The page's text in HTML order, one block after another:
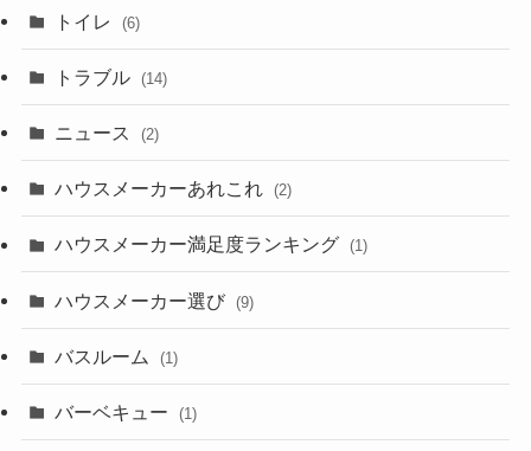
トイレ (6)
トラブル (14)
ニュース (2)
ハウスメーカーあれこれ (2)
ハウスメーカー満足度ランキング (1)
ハウスメーカー選び (9)
バスルーム (1)
バーベキュー (1)